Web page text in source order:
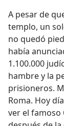
A pesar de
templo, un
no quedó
había
1.100.000
hambre y la
prisioneros.
Roma. Hoy
ver el famoso